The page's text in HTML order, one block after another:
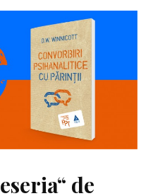
de